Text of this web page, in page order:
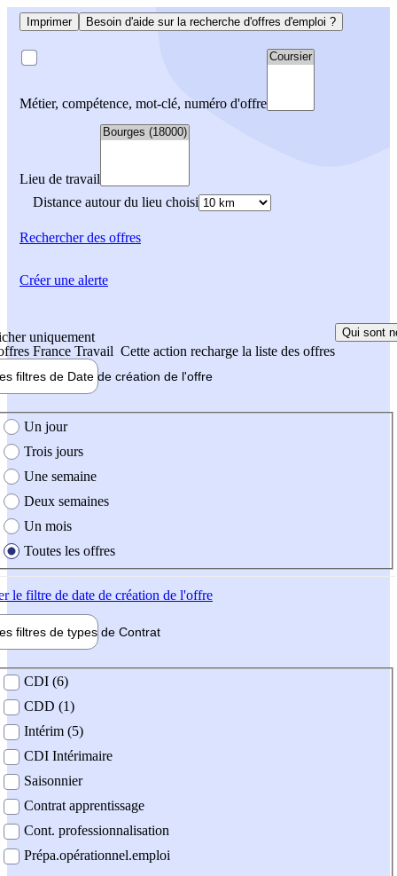
Imprimer Besoin d'aide sur la recherche d'offres d'emploi ?
Métier, compétence, mot-clé, numéro d'offre
Lieu de travail
Distance autour du lieu choisi
Rechercherdes offres
uniquement
France Travail Cette action recharge la liste des offres
Qui sont
filtres de Date de création de l'offre
création de l'offre
Un jour
Trois jours
Une semaine
Deux semaines
Un mois
Toutes les offres
le filtre de date de création de l'offre
filtres de types de Contrat
contrat
CDI (6)
CDD (1)
Intérim (5)
CDI Intérimaire
Saisonnier
Contrat apprentissage
Cont. professionnalisation
Prépa.opérationnel.emploi
Créer une alerte